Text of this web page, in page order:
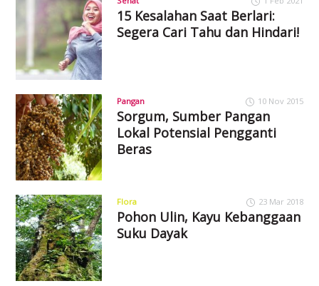
15 Kesalahan Saat Berlari:
Segera Cari Tahu dan Hindari!
Pangan 10 Nov 2015
Sorgum, Sumber Pangan
Lokal Potensial Pengganti
Beras
Flora 23 Mar 2018
Pohon Ulin, Kayu Kebanggaan
Suku Dayak